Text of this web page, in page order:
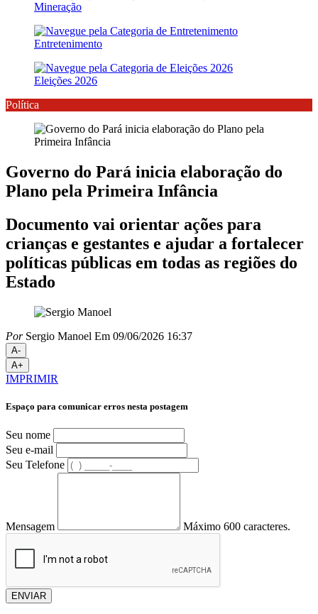
Mineração
Entretenimento
Eleições 2026
Política
Governo do Pará inicia elaboração do
Plano pela Primeira Infância
Documento vai orientar ações para
crianças e gestantes e ajudar a fortalecer
políticas públicas em todas as regiões do
Estado
PorSergio Manoel Em 09/06/2026 16:37
A-
A+
IMPRIMIR
Espaço para comunicar erros nesta postagem
Seu nome
Seu e-mail
Seu Telefone
Mensagem Máximo 600 caracteres.
ENVIAR